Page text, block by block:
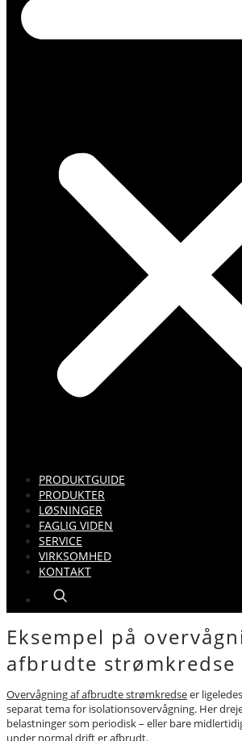
PRODUKTGUIDE
PRODUKTER
LØSNINGER
FAGLIG VIDEN
SERVICE
VIRKSOMHED
KONTAKT
Eksempel på
afbrudte strømkredse
Overvågning af afbrudte strømkredseer
separat tema for isolationsovervågning. Her
belastninger som periodisk – eller bare
under normal drift er afbrudt.